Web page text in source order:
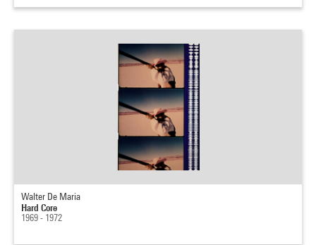
Walter De Maria
Hard Core
1969 - 1972